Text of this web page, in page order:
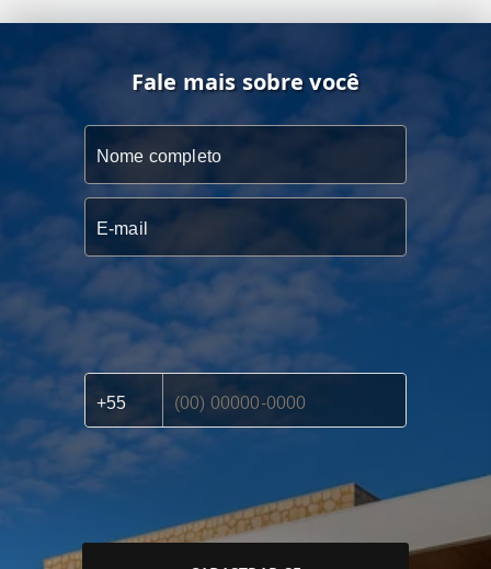
Fale mais sobre você